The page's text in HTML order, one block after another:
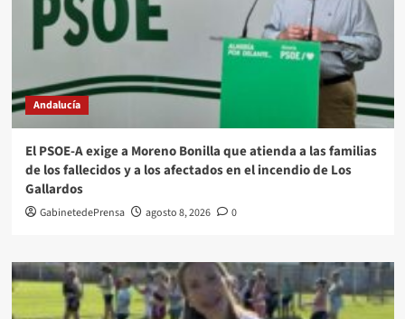
Andalucía
El PSOE-A exige a Moreno Bonilla que atienda a las familias
de los fallecidos y a los afectados en el incendio de Los
Gallardos
GabinetedePrensa agosto 8, 2026 0